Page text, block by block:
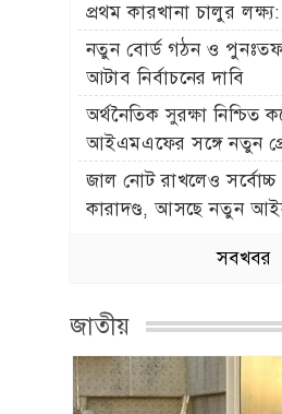
প্রথম কারখানা চালুর
নতুন বোর্ড গঠন ও
আটাব নির্বাচনের দাবি
অর্থনৈতিক সুরক্ষা নিশ্চিত
আইএমএফের সঙ্গে নতুন
অর্থমন্ত্রী
জাল নোট রাখলেও
কারাদণ্ড, আসছে নতুন
সবখবর
জাতীয়